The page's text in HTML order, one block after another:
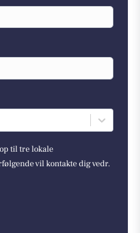
til tre lokale
vil kontakte dig vedr.